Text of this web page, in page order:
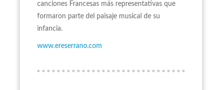
canciones Francesas más representativas que
formaron parte del paisaje musical de su
infancia.
www.ereserrano.com